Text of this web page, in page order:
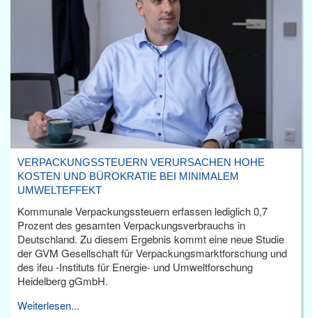
VERPACKUNGSSTEUERN VERURSACHEN HOHE
KOSTEN UND BÜROKRATIE BEI MINIMALEM
UMWELTEFFEKT
Kommunale Verpackungssteuern erfassen lediglich 0,7
Prozent des gesamten Verpackungsverbrauchs in
Deutschland. Zu diesem Ergebnis kommt eine neue Studie
der GVM Gesellschaft für Verpackungsmarktforschung und
des ifeu -Instituts für Energie- und Umweltforschung
Heidelberg gGmbH.
Weiterlesen...